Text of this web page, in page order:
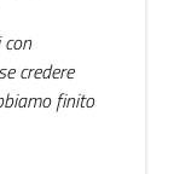
credere
finito